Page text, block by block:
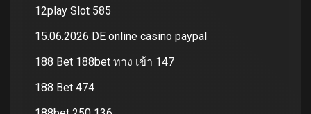
12play Slot 585
15.06.2026 DE online casino paypal
188 Bet 188bet ทาง เข้า 147
188 Bet 474